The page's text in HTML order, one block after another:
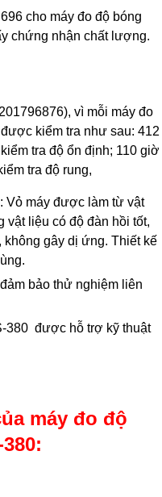
cho máy đo độ bóng
chứng nhận chất lượng.
vì mỗi máy đo
kiểm tra như sau: 412
tra độ ổn định; 110 giờ
tra độ rung,
Vỏ máy được làm từ vật
vật liệu có độ đàn hồi tốt,
gây dị ứng. Thiết kế
bảo thử nghiệm liên
380 được hỗ trợ kỹ thuật
máy đo độ